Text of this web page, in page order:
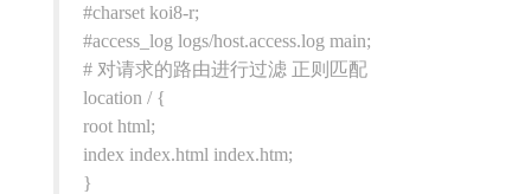
#charset koi8-r;
#access_log logs/host.access.log main;
# 对请求的路由进行过滤 正则匹配
location / {
root html;
index index.html index.htm;
}